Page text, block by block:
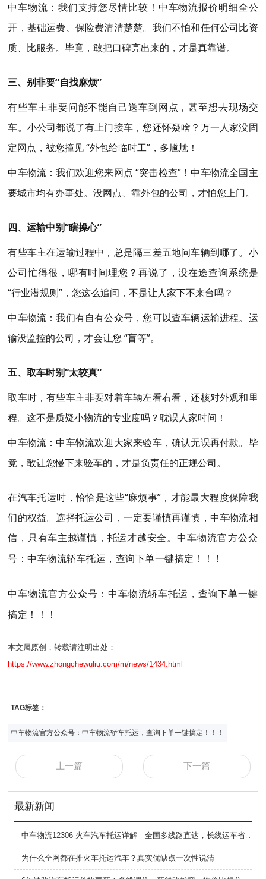
中车物流：我们支持您尽情比较！中车物流报价明细全公
开，基础运费、保险费清清楚楚。我们不怕和任何公司比资
质、比服务。毕竟，敢把口碑亮出来的，才是真靠谱。
三、别非要“自找麻烦”
有些车主非要问能不能自己送车到网点，甚至想去现场交
车。小公司都说了有上门接车，您还怀疑啥？万一人家没固
定网点，被您撞见 “外包给临时工”，多尴尬！
中车物流：我们欢迎您来网点 “突击检查”！中车物流全国主
要城市均有办事处。没网点、靠外包的公司，才怕您上门。
四、运输中别“瞎操心”
有些车主在运输过程中，总是隔三差五地问车辆到哪了。小
公司忙得很，哪有时间理您？再说了，没在途查询系统是
“行业潜规则”，您这么追问，不是让人家下不来台吗？
中车物流：我们有自有公众号，您可以查车辆运输进程。运
输没监控的公司，才会让您 “盲等”。
五、取车时别“太较真”
取车时，有些车主非要对着车辆左看右看，还核对外观和里
程。这不是质疑小物流的专业度吗？耽误人家时间！
中车物流：中车物流欢迎大家来验车，确认无误再付款。毕
竟，敢让您慢下来验车的，才是负责任的正规公司。
在汽车托运时，恰恰是这些“麻烦事”，才能最大程度保障我
们的权益。选择托运公司，一定要谨慎再谨慎，中车物流相
信，只有车主越谨慎，托运才越安全。
中车物流官方公众
号：中车物流轿车托运，查询下单一键搞定！！！
中车物流官方公众号：中车物流轿车托运，查询下单一键
搞定！！！
本文属原创，转载请注明出处：
https://www.zhongchewuliu.com/m/news/1434.html
TAG标签：
中车物流官方公众号：中车物流轿车托运，查询下单一键搞定！！！
上一篇 下一篇
最新新闻
中车物流12306 火车汽车托运详解｜全国多线路直达，长线运车省心方案
为什么全网都在推火车托运汽车？真实优缺点一次性说清